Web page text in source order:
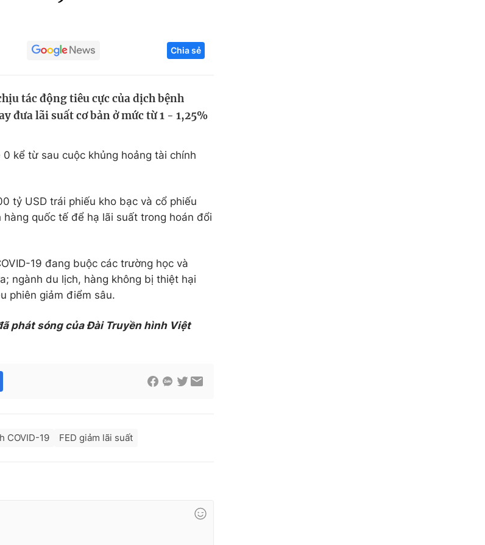
trực tuyến
Công nghệ
Sản phẩm
Tư vấn
Chia sẻ
tác động tiêu cực của dịch bệnh
đưa lãi suất cơ bản ở mức từ 1 - 1,25%
kể từ sau cuộc khủng hoảng tài chính
tỷ USD trái phiếu kho bạc và cổ phiếu
quốc tế để hạ lãi suất trong hoán đổi
19 đang buộc các trường học và
ngành du lịch, hàng không bị thiệt hại
phiên giảm điểm sâu.
phát sóng của Đài Truyền hình Việt
COVID-19 FED giảm lãi suất